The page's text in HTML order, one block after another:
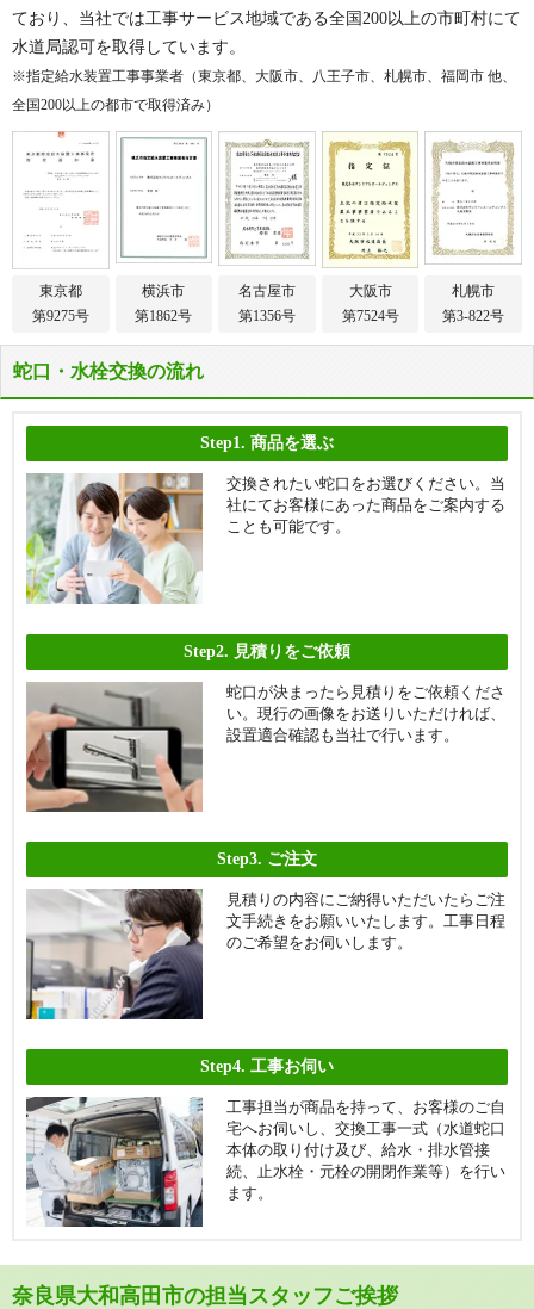
ており、当社では工事サービス地域である全国200以上の市町村にて
水道局認可を取得しています。
※指定給水装置工事事業者（東京都、大阪市、八王子市、札幌市、福岡市 他、
全国200以上の都市で取得済み）
東京都
第9275号
横浜市
第1862号
名古屋市
第1356号
大阪市
第7524号
札幌市
第3-822号
蛇口・水栓交換の流れ
Step1. 商品を選ぶ
交換されたい蛇口をお選びください。当
社にてお客様にあった商品をご案内する
ことも可能です。
Step2. 見積りをご依頼
蛇口が決まったら見積りをご依頼くださ
い。現行の画像をお送りいただければ、
設置適合確認も当社で行います。
Step3. ご注文
見積りの内容にご納得いただいたらご注
文手続きをお願いいたします。工事日程
のご希望をお伺いします。
Step4. 工事お伺い
工事担当が商品を持って、お客様のご自
宅へお伺いし、交換工事一式（水道蛇口
本体の取り付け及び、給水・排水管接
続、止水栓・元栓の開閉作業等）を行い
ます。
奈良県大和高田市の担当スタッフご挨拶